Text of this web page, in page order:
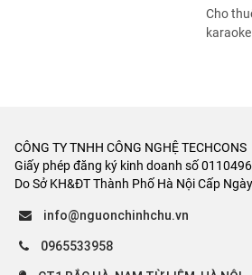
Cho
karaoke
CÔNG TY TNHH CÔNG NGHỆ TECHCONS
Giấy phép đăng ký kinh doanh số
Do Sở KH&ĐT Thành Phố Hà Nội Cấp
info@nguonchinhchu.vn
0965533958